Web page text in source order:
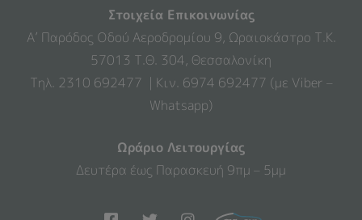
Στοιχεία Επικοινωνίας
Α’ Παρόδος Οδού Αεροδρομίου 9, Ωραιοκάστρο Τ.Κ.
57013 Τ.Θ. 304, Θεσσαλονίκη
Τηλ. 2310 692477 | Κιν. 6974 692477 (με Viber –
Whatsapp)
Ωράριο Λειτουργίας
Δευτέρα έως Παρασκευή 9πμ – 5μμ